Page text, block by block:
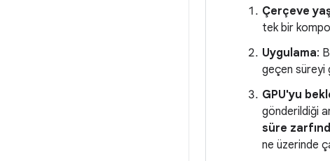
Çerçeve
tek bir
Uygulama:
geçen süreyi
GPU'yu
gönderildiği
süre
ne üzerinde